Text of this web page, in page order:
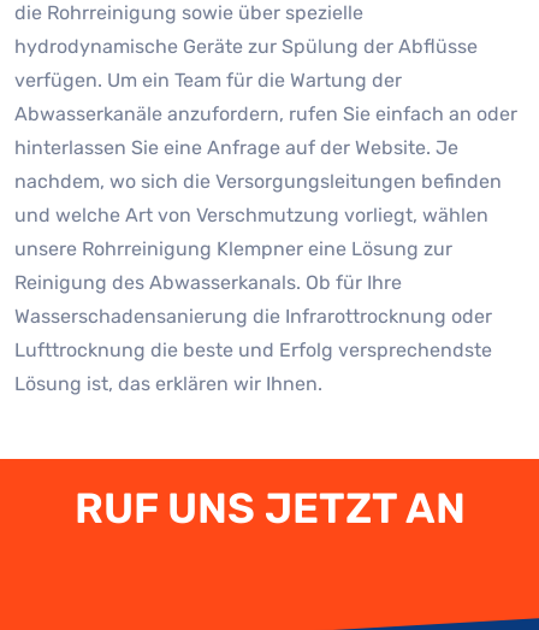
die Rohrreinigung sowie über spezielle
hydrodynamische Geräte zur Spülung der Abflüsse
verfügen. Um ein Team für die Wartung der
Abwasserkanäle anzufordern, rufen Sie einfach an oder
hinterlassen Sie eine Anfrage auf der Website. Je
nachdem, wo sich die Versorgungsleitungen befinden
und welche Art von Verschmutzung vorliegt, wählen
unsere Rohrreinigung Klempner eine Lösung zur
Reinigung des Abwasserkanals. Ob für Ihre
Wasserschadensanierung die Infrarottrocknung oder
Lufttrocknung die beste und Erfolg versprechendste
Lösung ist, das erklären wir Ihnen.
RUF UNS JETZT AN